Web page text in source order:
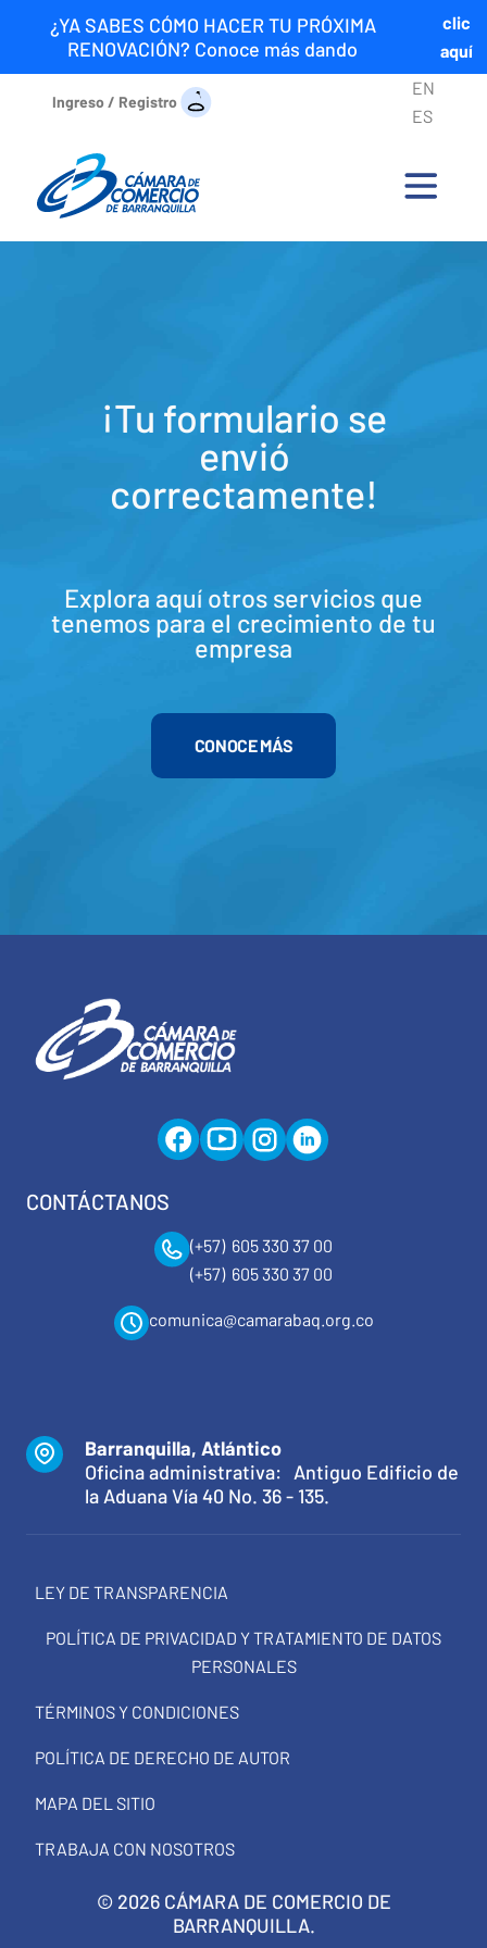
¿YA SABES CÓMO HACER TU PRÓXIMA
RENOVACIÓN? Conoce más dando
clic
aquí
Ingreso / Registro
EN
ES
¡Tu formulario se
envió
correctamente!
Explora aquí otros servicios que
tenemos para el crecimiento de tu
empresa
CONOCE MÁS
CONTÁCTANOS
(+57) 605 330 37 00
(+57) 605 330 37 00
comunica@camarabaq.org.co
Barranquilla, Atlántico
Oficina administrativa: Antiguo Edificio de
la Aduana Vía 40 No. 36 - 135.
LEY DE TRANSPARENCIA
POLÍTICA DE PRIVACIDAD Y TRATAMIENTO DE DATOS
PERSONALES
TÉRMINOS Y CONDICIONES
POLÍTICA DE DERECHO DE AUTOR
MAPA DEL SITIO
TRABAJA CON NOSOTROS
© 2026 CÁMARA DE COMERCIO DE
BARRANQUILLA.